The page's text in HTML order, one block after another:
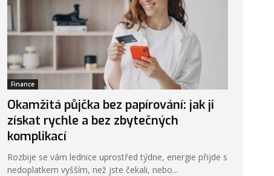
Finance
Okamžitá půjčka bez papírování: jak ji
získat rychle a bez zbytečných
komplikací
Rozbije se vám lednice uprostřed týdne, energie přijde s
nedoplatkem vyšším, než jste čekali, nebo...